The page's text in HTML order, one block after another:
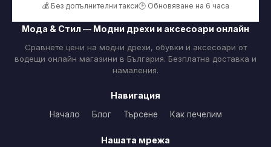
💰 Без допълнителни такси🕒 Обновяване на 6 часа
Мода & Стил — Модни дрехи и аксесоари онлайн
Сравнете цени на модни дрехи, обувки и аксесоари от
водещи онлайн магазини в България. Безплатна доставка и
намаления.
Навигация
Начало Блог Търсене Как печелим
Нашата мрежа